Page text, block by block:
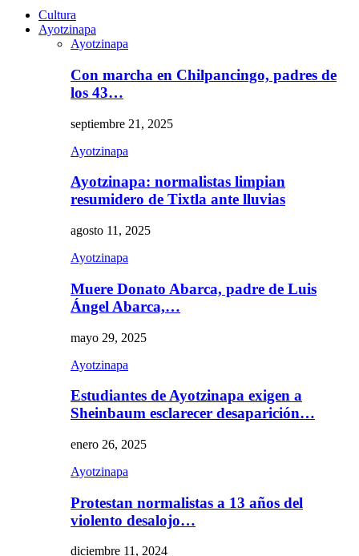
Cultura
Ayotzinapa
Ayotzinapa
Con marcha en Chilpancingo, padres de
los 43…
septiembre 21, 2025
Ayotzinapa
Ayotzinapa: normalistas limpian
resumidero de Tixtla ante lluvias
agosto 11, 2025
Ayotzinapa
Muere Donato Abarca, padre de Luis
Ángel Abarca,…
mayo 29, 2025
Ayotzinapa
Estudiantes de Ayotzinapa exigen a
Sheinbaum esclarecer desaparición…
enero 26, 2025
Ayotzinapa
Protestan normalistas a 13 años del
violento desalojo…
diciembre 11, 2024